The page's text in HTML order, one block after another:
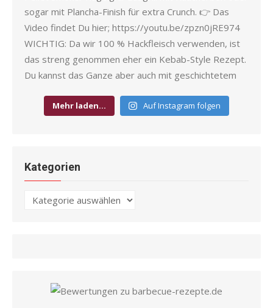
Mehr laden… Auf Instagram folgen
Kategorien
Kategorien